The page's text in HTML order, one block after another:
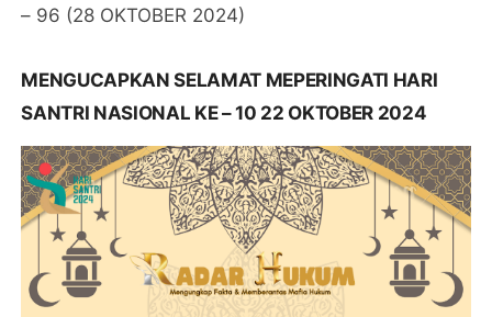
– 96 (28 OKTOBER 2024)
MENGUCAPKAN SELAMAT MEPERINGATI HARI
SANTRI NASIONAL KE – 10 22 OKTOBER 2024